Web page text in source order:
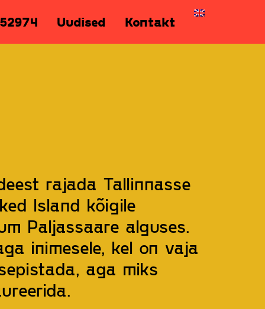
Uudised Kontakt
rajada Tallinnasse
Island kõigile
Paljassaare alguses.
inimesele, kel on vaja
aga miks